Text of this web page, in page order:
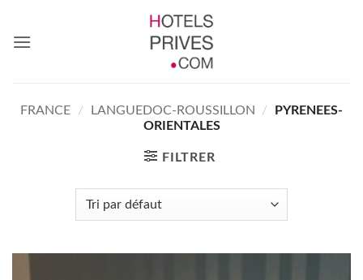
contenu
FRANCE / LANGUEDOC-ROUSSILLON /
PYRENEES-
ORIENTALES
FILTRER